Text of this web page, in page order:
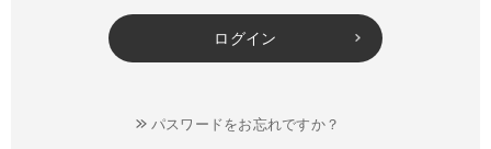
ログイン
パスワードをお忘れですか？